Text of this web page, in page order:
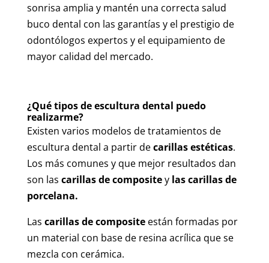
sonrisa amplia y mantén una correcta salud
buco dental con las garantías y el prestigio de
odontólogos expertos y el equipamiento de
mayor calidad del mercado.
¿Qué tipos de escultura dental puedo
realizarme?
Existen varios modelos de tratamientos de
escultura dental a partir decarillas estéticas.
Los más comunes y que mejor resultados dan
son las carillas de compositey las carillas de
porcelana.
Las carillas de compositeestán formadas por
un material con base de resina acrílica que se
mezcla con cerámica.